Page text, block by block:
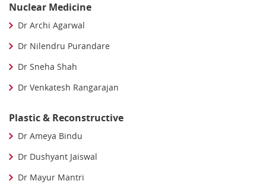
Nuclear Medicine
Dr Archi Agarwal
Dr Nilendru Purandare
Dr Sneha Shah
Dr Venkatesh Rangarajan
Plastic & Reconstructive
Dr Ameya Bindu
Dr Dushyant Jaiswal
Dr Mayur Mantri